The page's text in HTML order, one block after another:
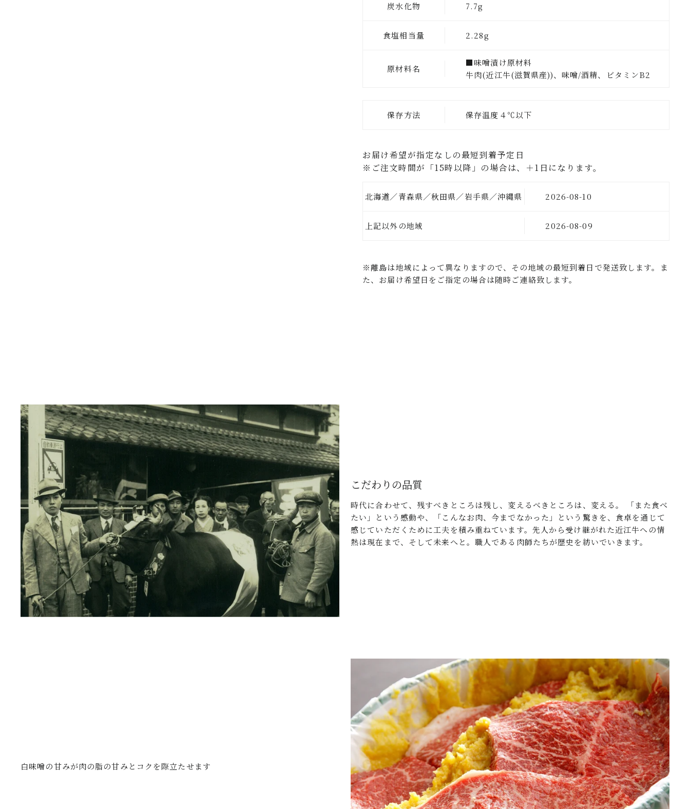
炭水化物 7.7g
食塩相当量 2.28g
原材料名
■味噌漬け原材料
牛肉(近江牛(滋賀県産))、味噌/酒精、ビタミンB2
保存方法 保存温度４℃以下
お届け希望が指定なしの最短到着予定日
※ご注文時間が「15時以降」の場合は、＋1日になります。
北海道／青森県／秋田県／岩手県／沖縄県 2026-08-10
上記以外の地域 2026-08-09
※離島は地域によって異なりますので、その地域の最短到着日で発送致します。ま
た、お届け希望日をご指定の場合は随時ご連絡致します。
こだわりの品質
時代に合わせて、残すべきところは残し、変えるべきところは、変える。 「また食べ
たい」という感動や、「こんなお肉、今までなかった」という驚きを、食卓を通じて
感じていただくために工夫を積み重ねています。先人から受け継がれた近江牛への情
熱は現在まで、そして未来へと。職人である肉師たちが歴史を紡いでいきます。
白味噌の甘みが肉の脂の甘みとコクを際立たせます